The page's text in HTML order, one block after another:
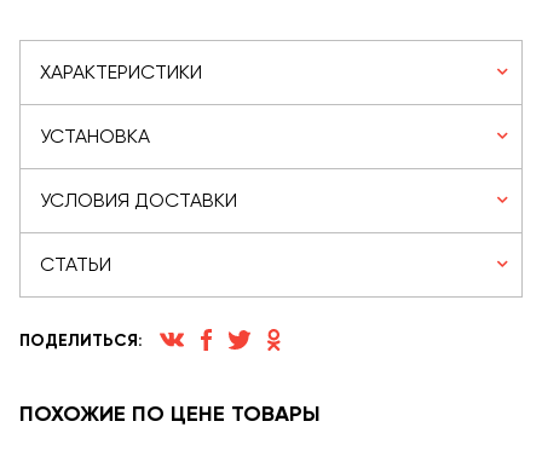
ХАРАКТЕРИСТИКИ
УСТАНОВКА
УСЛОВИЯ ДОСТАВКИ
СТАТЬИ
ПОДЕЛИТЬСЯ:
ПОХОЖИЕ ПО ЦЕНЕ ТОВАРЫ